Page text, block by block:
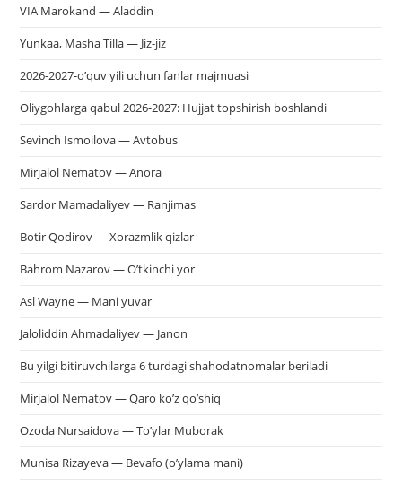
VIA Marokand — Aladdin
Yunkaa, Masha Tilla — Jiz-jiz
2026-2027-o’quv yili uchun fanlar majmuasi
Oliygohlarga qabul 2026-2027: Hujjat topshirish boshlandi
Sevinch Ismoilova — Avtobus
Mirjalol Nematov — Anora
Sardor Mamadaliyev — Ranjimas
Botir Qodirov — Xorazmlik qizlar
Bahrom Nazarov — O’tkinchi yor
Asl Wayne — Mani yuvar
Jaloliddin Ahmadaliyev — Janon
Bu yilgi bitiruvchilarga 6 turdagi shahodatnomalar beriladi
Mirjalol Nematov — Qaro ko’z qo’shiq
Ozoda Nursaidova — To’ylar Muborak
Munisa Rizayeva — Bevafo (o’ylama mani)